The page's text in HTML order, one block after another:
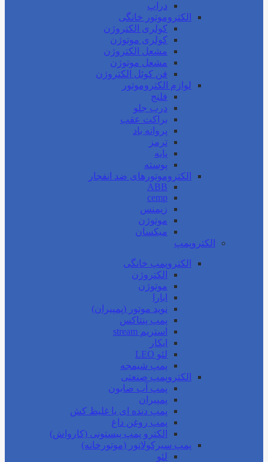
دراپ
الکتروموتور خانگی
کولری الکتروژن
کولری موتوژن
مشعل الکتروژن
مشعل موتوژن
فن کوئل الکتروژن
لوازم الکتروموتور
فلنج
درب جلو
براکت عقب
پروانه باد
ترمز
پایه
پوسته
الکتروموتورهای ضد انفجار
ABB
cemp
زیمنس
موتوژن
میکسان
الکتروپمپ
الکتروپمپ خانگی
الکتروژن
موتوژن
ابارا
نوید موتور (پمپیران)
پمپ پنتاکس
استریم stream
ایکار
لئو LEO
پمپ شیمجه
الکتروپمپ صنعتی
پمپ آب صابون
پمپیران
پمپ دنده ای یا غلیظ کش
پمپ روغن داغ
الکترو پمپ پیستونی (کارواش)
پمپ سیرکولاتور (موتورخانه)
لئو